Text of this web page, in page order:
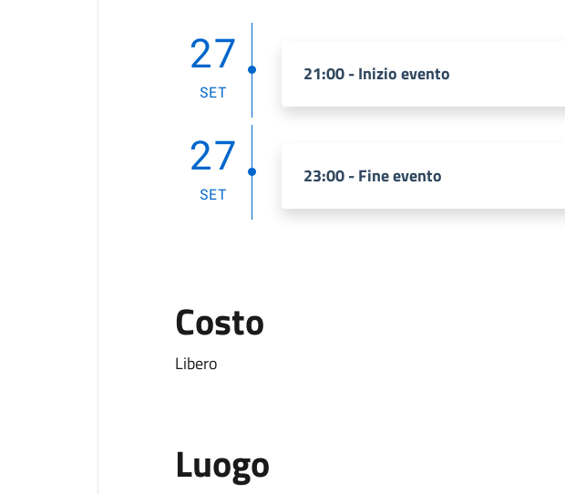
27
SET
21:00 - Inizio evento
27
SET
23:00 - Fine evento
Costo
Libero
Luogo